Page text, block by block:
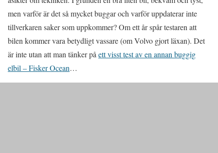
men varför är det så mycket buggar och varför uppdaterar inte
tillverkaren saker som uppkommer? Om ett år spår testaren att
bilen kommer vara betydligt vassare (om Volvo gjort läxan). Det
är inte utan att man tänker på ett visst test av en annan buggig
elbil – Fisker Ocean…